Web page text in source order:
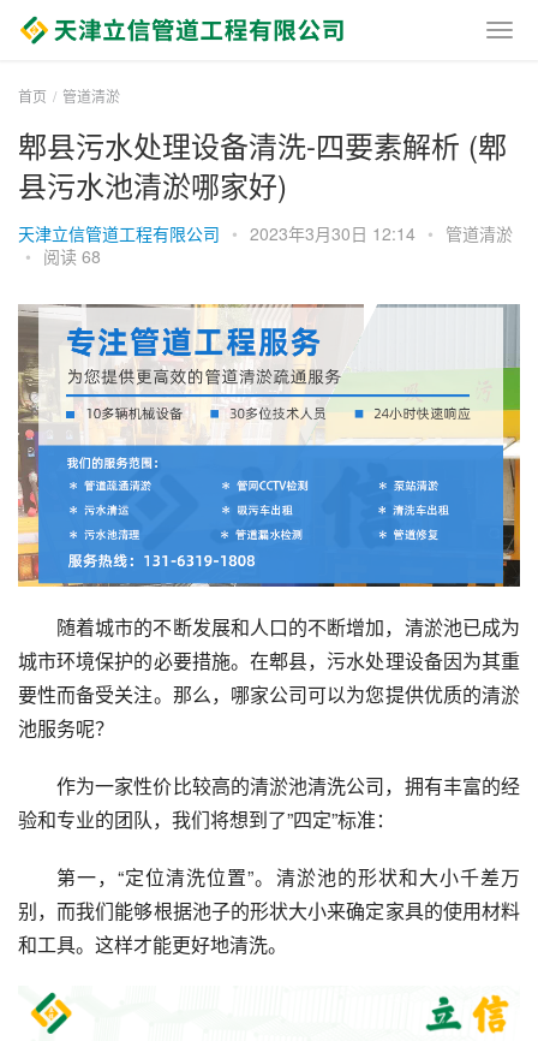
首页 管道清淤
郫县污水处理设备清洗-四要素解析 (郫
县污水池清淤哪家好)
天津立信管道工程有限公司 • 2023年3月30日 12:14 • 管道清淤
• 阅读 68
随着城市的不断发展和人口的不断增加，清淤池已成为
城市环境保护的必要措施。在郫县，污水处理设备因为其重
要性而备受关注。那么，哪家公司可以为您提供优质的清淤
池服务呢？
作为一家性价比较高的清淤池清洗公司，拥有丰富的经
验和专业的团队，我们将想到了”四定”标准：
第一，“定位清洗位置”。清淤池的形状和大小千差万
别，而我们能够根据池子的形状大小来确定家具的使用材料
和工具。这样才能更好地清洗。